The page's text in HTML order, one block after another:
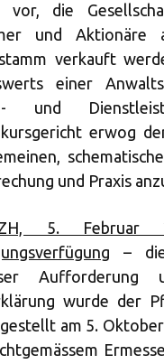
vor, die
und
verkauft
einer
und
erwog
und Praxis
5. Februar
–
Aufforderung
wurde der
am 5.